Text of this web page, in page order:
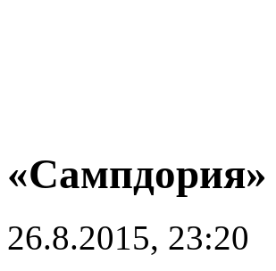
«Сампдория»
26.8.2015, 23:20